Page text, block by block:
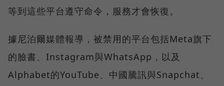
等到這些平台遵守命令，服務才會恢復。
據尼泊爾媒體報導，被禁用的平台包括Meta旗下
的臉書、Instagram與WhatsApp，以及
Alphabet的YouTube、中國騰訊與Snapchat、